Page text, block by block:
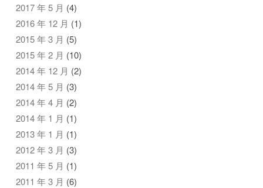
2017 年 5 月 (4)
2016 年 12 月 (1)
2015 年 3 月 (5)
2015 年 2 月 (10)
2014 年 12 月 (2)
2014 年 5 月 (3)
2014 年 4 月 (2)
2014 年 1 月 (1)
2013 年 1 月 (1)
2012 年 3 月 (3)
2011 年 5 月 (1)
2011 年 3 月 (6)